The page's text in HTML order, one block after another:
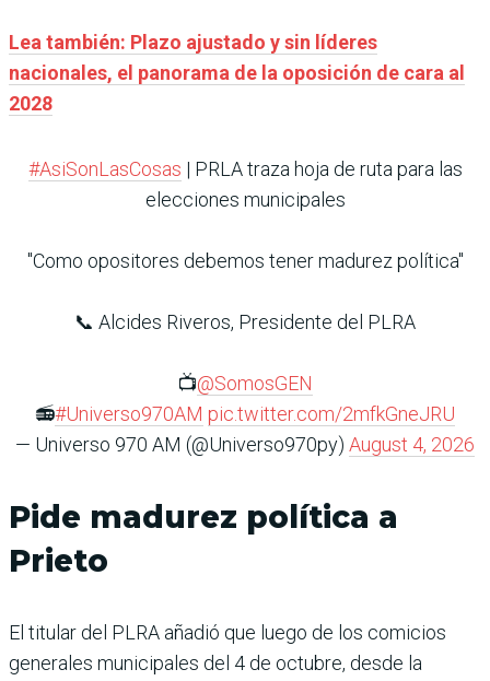
Lea también: Plazo ajustado y sin líderes
nacionales, el panorama de la oposición de cara al
2028
#AsiSonLasCosas | PRLA traza hoja de ruta para las
elecciones municipales
"Como opositores debemos tener madurez política"
📞 Alcides Riveros, Presidente del PLRA
📺@SomosGEN
📻#Universo970AM pic.twitter.com/2mfkGneJRU
— Universo 970 AM (@Universo970py) August 4, 2026
Pide madurez política a
Prieto
El titular del PLRA añadió que luego de los comicios
generales municipales del 4 de octubre, desde la